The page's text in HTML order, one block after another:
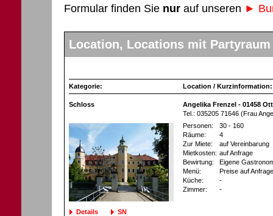
Formular finden Sie nur auf unseren ►
Location, Locations mit
Kategorie: Location / Kurzinformation:
Schloss
Angelika Frenzel - 01458
Tel.: 035205 71646 (Frau
Details SN
Personen:
30 - 160
Räume:
4
Zur Miete:
auf Vereinbarung
Mietkosten: auf Anfrage
Bewirtung:
Eigene
Menü:
Preise auf Anfrage
Küche:
-
Zimmer:
-